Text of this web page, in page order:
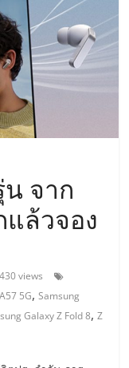
จาก
แล้วจอง
430 views
5G,Samsung
Galaxy Z Fold 8,Z